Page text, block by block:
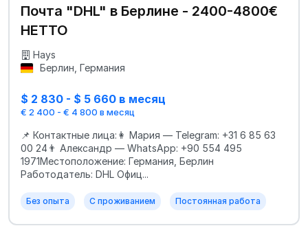
Почта "DHL" в Берлине - 2400-4800€
НЕТТО
Hays
Берлин, Германия
$ 2 830 - $ 5 660 в месяц
€ 2 400 - € 4 800 в месяц
📌 Контактные лица:👩 Мария — Telegram: +31 6 85 63
00 24👨 Александр — WhatsApp: +90 554 495
1971Местоположение: Германия, Берлин
Работодатель: DHL Офиц...
Без опыта С проживанием Постоянная работа